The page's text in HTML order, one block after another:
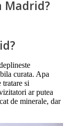
Madrid?
curata. Apa
tratare si
ar putea
de minerale, dar